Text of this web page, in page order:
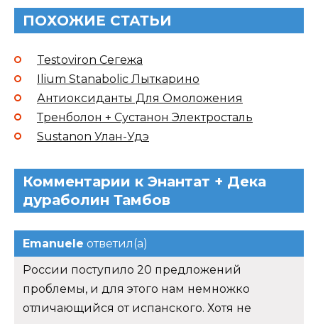
ПОХОЖИЕ СТАТЬИ
Testoviron Сегежа
Ilium Stanabolic Лыткарино
Антиоксиданты Для Омоложения
Тренболон + Сустанон Электросталь
Sustanon Улан-Удэ
Комментарии к Энантат + Дека
дураболин Тамбов
Emanuele ответил(а)
России поступило 20 предложений
проблемы, и для этого нам немножко
отличающийся от испанского. Хотя не